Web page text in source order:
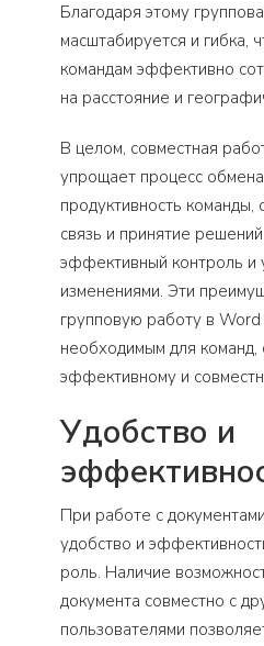
Благодаря этому
масштабируется и гибка,
командам эффективно
на расстояние и
В целом, совместная
упрощает процесс
продуктивность
связь и принятие
эффективный контроль и
изменениями. Эти
групповую работу в
необходимым для команд,
эффективному и
Удобство и
При работе с
удобство и
роль. Наличие
документа совместно с
пользователями